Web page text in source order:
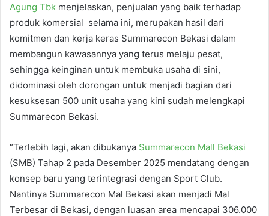
Agung Tbk menjelaskan, penjualan yang baik terhadap
produk komersial selama ini, merupakan hasil dari
komitmen dan kerja keras Summarecon Bekasi dalam
membangun kawasannya yang terus melaju pesat,
sehingga keinginan untuk membuka usaha di sini,
didominasi oleh dorongan untuk menjadi bagian dari
kesuksesan 500 unit usaha yang kini sudah melengkapi
Summarecon Bekasi.
“Terlebih lagi, akan dibukanya Summarecon Mall Bekasi
(SMB) Tahap 2 pada Desember 2025 mendatang dengan
konsep baru yang terintegrasi dengan Sport Club.
Nantinya Summarecon Mal Bekasi akan menjadi Mal
Terbesar di Bekasi, dengan luasan area mencapai 306.000